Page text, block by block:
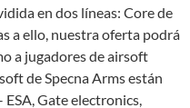
en dos líneas: Core de
a ello, nuestra oferta podrá
a jugadores de airsoft
de Specna Arms están
ESA, Gate electronics,